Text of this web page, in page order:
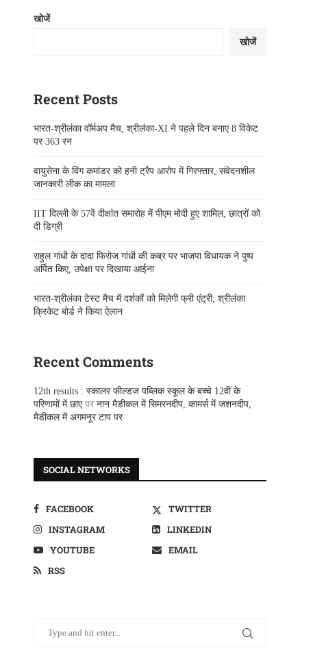
खोजें
खोजें
Recent Posts
भारत-श्रीलंका वॉर्मअप मैच, श्रीलंका-XI ने पहले दिन बनाए 8 विकेट
पर 363 रन
वायुसेना के विंग कमांडर को हनी ट्रैप आरोप में गिरफ्तार, संवेदनशील
जानकारी लीक का मामला
IIT दिल्ली के 57वें दीक्षांत समारोह में पीएम मोदी हुए शामिल, छात्रों को
दी डिग्री
राहुल गांधी के दादा फिरोज गांधी की कब्र पर भाजपा विधायक ने पुष्प
अर्पित किए, उपेक्षा पर दिखाया आईना
भारत-श्रीलंका टेस्ट मैच में दर्शकों को मिलेगी फ्री एंट्री, श्रीलंका
क्रिकेट बोर्ड ने किया ऐलान
Recent Comments
12th results : स्कालर फील्डज पब्लिक स्कूल के बच्चे 12वीं के
परिणामों में छाएपर नान मैडीकल में सिमरनदीप, कामर्स में जशनदीप,
मैडीकल में अगमनूर टाप पर
SOCIAL NETWORKS
FACEBOOK
TWITTER
INSTAGRAM
LINKEDIN
YOUTUBE
EMAIL
RSS